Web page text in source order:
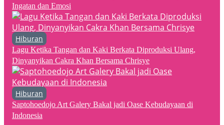
Ingatan dan Emosi
Hiburan
Lagu Ketika Tangan dan Kaki Berkata Diproduksi Ulang,
Dinyanyikan Cakra Khan Bersama Chrisye
Hiburan
Saptohoedojo Art Galery Bakal jadi Oase Kebudayaan di
Indonesia